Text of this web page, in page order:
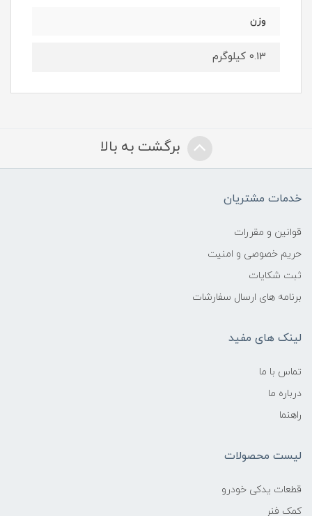
وزن
0.13 کیلوگرم
برگشت به بالا
خدمات مشتریان
قوانین و مقررات
حریم خصوصی و امنیت
ثبت شکایات
برنامه های ارسال سفارشات
لینک های مفید
تماس با ما
درباره ما
راهنما
لیست محصولات
قطعات یدکی خودرو
کمک فنر